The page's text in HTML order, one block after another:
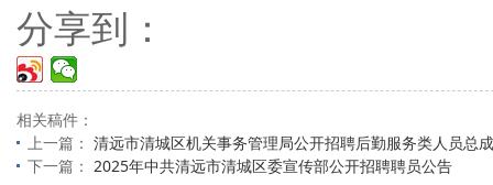
分享到：
相关稿件：
上一篇： 清远市清城区机关事务管理局公开招聘后勤服务类人员总
下一篇： 2025年中共清远市清城区委宣传部公开招聘聘员公告